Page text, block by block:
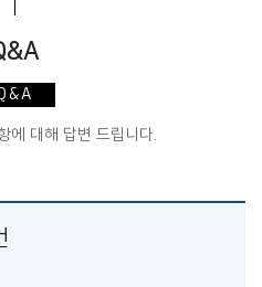
에 대해 답변 드립니다.